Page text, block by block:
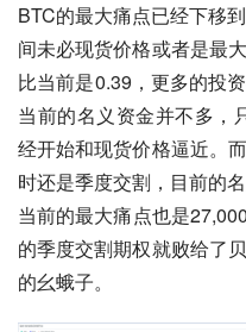
BTC的最大痛点已经下移
间未必现货价格或者是最
比当前是0.39，更多的投
当前的名义资金并不多，
经开始和现货价格逼近。
时还是季度交割，目前的
当前的最大痛点也是
的季度交割期权就败给了
的幺蛾子。